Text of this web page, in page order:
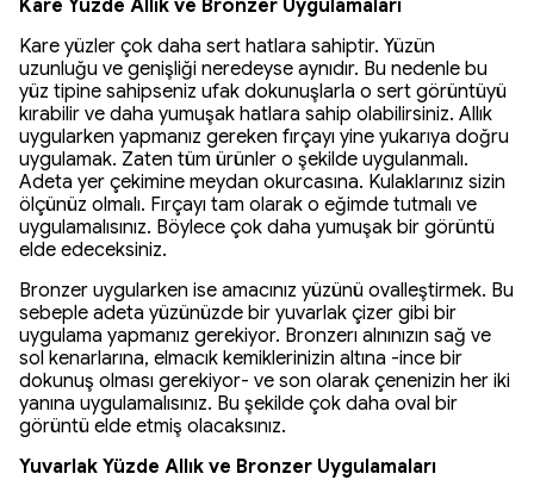
Kare Yüzde Allık ve Bronzer Uygulamaları
Kare yüzler çok daha sert hatlara sahiptir. Yüzün
uzunluğu ve genişliği neredeyse aynıdır. Bu nedenle bu
yüz tipine sahipseniz ufak dokunuşlarla o sert görüntüyü
kırabilir ve daha yumuşak hatlara sahip olabilirsiniz. Allık
uygularken yapmanız gereken fırçayı yine yukarıya doğru
uygulamak. Zaten tüm ürünler o şekilde uygulanmalı.
Adeta yer çekimine meydan okurcasına. Kulaklarınız sizin
ölçünüz olmalı. Fırçayı tam olarak o eğimde tutmalı ve
uygulamalısınız. Böylece çok daha yumuşak bir görüntü
elde edeceksiniz.
Bronzer uygularken ise amacınız yüzünü ovalleştirmek. Bu
sebeple adeta yüzünüzde bir yuvarlak çizer gibi bir
uygulama yapmanız gerekiyor. Bronzerı alnınızın sağ ve
sol kenarlarına, elmacık kemiklerinizin altına -ince bir
dokunuş olması gerekiyor- ve son olarak çenenizin her iki
yanına uygulamalısınız. Bu şekilde çok daha oval bir
görüntü elde etmiş olacaksınız.
Yuvarlak Yüzde Allık ve Bronzer Uygulamaları